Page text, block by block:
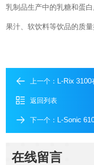
乳制品生产中的乳糖和蛋
果汁、软饮料等饮品的质量
上一个： L-Rix
返回列表
下一个： L-Sonic
在线留言